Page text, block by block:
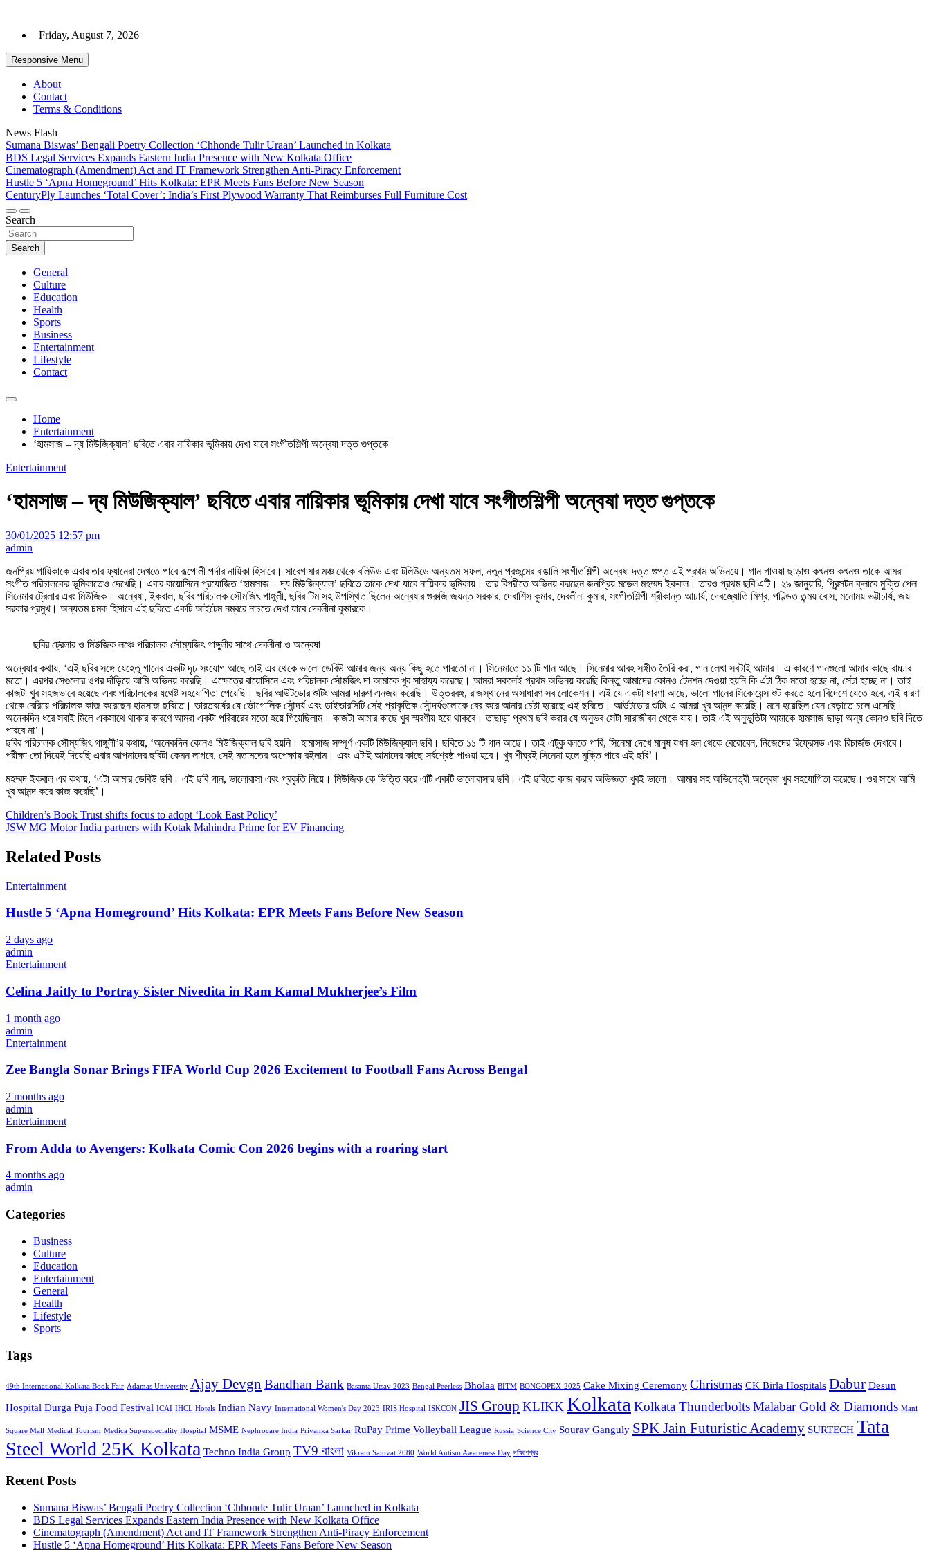
content
Friday, August 7, 2026
Responsive Menu
About
Contact
Terms & Conditions
News Flash
Sumana Biswas’ Bengali Poetry Collection ‘Chhonde Tulir Uraan’ Launched in Kolkata
BDS Legal Services Expands Eastern India Presence with New Kolkata Office
Cinematograph (Amendment) Act and IT Framework Strengthen Anti-Piracy Enforcement
Hustle 5 ‘Apna Homeground’ Hits Kolkata: EPR Meets Fans Before New Season
CenturyPly Launches ‘Total Cover’: India’s First Plywood Warranty That Reimburses Full Furniture Cost
Search
Search
General
Culture
Education
Health
Sports
Business
Entertainment
Lifestyle
Contact
Home
Entertainment
‘হামসাজ – দ্য মিউজিক্যাল’ ছবিতে এবার নায়িকার ভূমিকায় দেখা যাবে সংগীতশিল্পী অন্বেষা দত্ত গুপ্তকে
Entertainment
‘হামসাজ – দ্য মিউজিক্যাল’ ছবিতে এবার নায়িকার ভূমিকায় দেখা যাবে সংগীতশিল্পী অন্বেষা দত্ত গুপ্তকে
30/01/2025 12:57 pm
admin
জনপ্রিয় গায়িকাকে এবার তার ফ্যানেরা দেখতে পাবে রূপোলী পর্দার নায়িকা হিসাবে। সারেগামার মঞ্চ থেকে বলিউড এবং টলিউডে অন্যতম সফল, নতুন প্রজন্মের বাঙালি সংগীতশিল্পী অন্বেষা দত্ত গুপ্ত এই প্রথম অভিনয়ে। গান গাওয়া ছাড়াও কখনও কখনও তাকে আমরা
সংগীত পরিচালকের ভূমিকাতেও দেখেছি। এবার বায়োসিনে প্রযোজিত ‘হামসাজ – দ্য মিউজিক্যাল’ ছবিতে তাকে দেখা যাবে নায়িকার ভূমিকায়। তার বিপরীতে অভিনয় করছেন জনপ্রিয় মডেল মহম্মদ ইকবাল। তারও প্রথম ছবি এটি। ২৯ জানুয়ারি, প্রিন্সটন ক্লাবে মুক্তি পেল
সিনেমার ট্রেলার এবং মিউজিক। অন্বেষা, ইকবাল, ছবির পরিচালক সৌমজিৎ গাঙ্গুলী, ছবির টিম সহ উপস্থিত ছিলেন অন্বেষার গুরুজি জয়ন্ত সরকার, দেবাশিস কুমার, দেবলীনা কুমার, সংগীতশিল্পী শ্রীকান্ত আচার্য, দেবজ্যোতি মিশ্র, পণ্ডিত তন্ময় বোস, মনোময় ভট্টাচার্য, জয়
সরকার প্রমুখ। অন্যতম চমক হিসাবে এই ছবিতে একটি আইটেম নম্বরে নাচতে দেখা যাবে দেবলীনা কুমারকে।
ছবির ট্রেলার ও মিউজিক লঞ্চে পরিচালক সৌম্যজিৎ গাঙ্গুলীর সাথে দেবলীনা ও অন্বেষা
অন্বেষার কথায়, ‘এই ছবির সঙ্গে যেহেতু গানের একটি দৃঢ় সংযোগ আছে তাই এর থেকে ভালো ডেবিউ আমার জন্য অন্য কিছু হতে পারতো না। সিনেমাতে ১১ টি গান আছে। সিনেমার আবহ সঙ্গীত তৈরি করা, গান লেখা সবটাই আমার। এ কারণে গানগুলো আমার কাছে বাচ্চার
মতো। এরপর সেগুলোর ওপর দাঁড়িয়ে আমি অভিনয় করেছি। এক্ষেত্রে বায়োসিনে এবং পরিচালক সৌমজিৎ দা আমাকে খুব সাহায্য করেছে। আমরা সকলেই প্রথম অভিনয় করেছি কিন্তু আমাদের কোনও টেনশন দেওয়া হয়নি কি এটা ঠিক মতো হচ্ছে না, সেটা হচ্ছে না। তাই
কাজটা খুব সহজভাবে হয়েছে এবং পরিচালকের যথেষ্ট সহযোগিতা পেয়েছি। ছবির আউটডোর শুটিং আমরা দারুণ এনজয় করেছি। উত্তরবঙ্গ, রাজস্থানের অসাধারণ সব লোকেশন। এই যে একটা ধারণা আছে, ভালো গানের সিকোয়েন্স শুট করতে হলে বিদেশে যেতে হবে, এই ধারণা
থেকে বেরিয়ে পরিচালক কাজ করেছেন হামসাজ ছবিতে। ভারতবর্ষের যে ভৌগোলিক সৌন্দর্য এবং ডাইভারসিটি সেই প্রাকৃতিক সৌন্দর্যগুলোকে বের করে আনার চেষ্টা হয়েছে এই ছবিতে। আউটডোর শুটিং এ আমরা খুব আনন্দ করেছি। মনে হয়েছিল যেন বেড়াতে চলে এসেছি।
অনেকদিন ধরে সবাই মিলে একসাথে থাকার কারণে আমরা একটা পরিবারের মতো হয়ে গিয়েছিলাম। কাজটা আমার কাছে খুব স্মরণীয় হয়ে থাকবে। তাছাড়া প্রথম ছবি করার যে অনুভব সেটা সারাজীবন থেকে যায়। তাই এই অনুভূতিটা আমাকে হামসাজ ছাড়া অন্য কোনও ছবি দিতে
পারবে না’।
ছবির পরিচালক সৌম্যজিৎ গাঙ্গুলী’র কথায়, ‘অনেকদিন কোনও মিউজিক্যাল ছবি হয়নি। হামাসাজ সম্পূর্ণ একটি মিউজিক্যাল ছবি। ছবিতে ১১ টি গান আছে। তাই এটুকু বলতে পারি, সিনেমা দেখে মানুষ যখন হল থেকে বেরোবেন, নিজেদের রিফ্রেসড এবং রিচার্জড দেখাবে।
পরীক্ষা তো দিয়েই দিয়েছি এবার আপনাদের ছবিটা কেমন লাগবে, সেই মতামতের অপেক্ষায় রইলাম। এবং এটাই আমাদের কাছে সর্বশ্রেষ্ঠ পাওয়া হবে। খুব শীঘ্রই সিনেমা হলে মুক্তি পাবে এই ছবি’।
মহম্মদ ইকবাল এর কথায়, ‘এটা আমার ডেবিউ ছবি। এই ছবি গান, ভালোবাসা এবং প্রকৃতি নিয়ে। মিউজিক কে ভিত্তি করে এটি একটি ভালোবাসার ছবি। এই ছবিতে কাজ করার অভিজ্ঞতা খুবই ভালো। আমার সহ অভিনেত্রী অন্বেষা খুব সহযোগিতা করেছে। ওর সাথে আমি
খুব আনন্দ করে কাজ করেছি’।
Post
navigation
Children’s Book Trust shifts focus to adopt ‘Look East Policy’
JSW MG Motor India partners with Kotak Mahindra Prime for EV Financing
Related Posts
Entertainment
Hustle 5 ‘Apna Homeground’ Hits Kolkata: EPR Meets Fans Before New Season
2 days ago
admin
Entertainment
Celina Jaitly to Portray Sister Nivedita in Ram Kamal Mukherjee’s Film
1 month ago
admin
Entertainment
Zee Bangla Sonar Brings FIFA World Cup 2026 Excitement to Football Fans Across Bengal
2 months ago
admin
Entertainment
From Adda to Avengers: Kolkata Comic Con 2026 begins with a roaring start
4 months ago
admin
Categories
Business
Culture
Education
Entertainment
General
Health
Lifestyle
Sports
Tags
49th International Kolkata Book Fair Adamas University Ajay Devgn Bandhan Bank Basanta Utsav 2023 Bengal Peerless Bholaa BITM BONGOPEX-2025 Cake Mixing Ceremony Christmas CK Birla Hospitals Dabur Desun
Hospital Durga Puja Food Festival ICAI IHCL Hotels Indian Navy International Women's Day 2023 IRIS Hospital ISKCON JIS Group KLIKKKolkata Kolkata ThunderboltsMalabar Gold & Diamonds Mani
Square Mall Medical Tourism Medica Superspeciality Hospital MSME Nephrocare India Priyanka Sarkar RuPay Prime Volleyball League Russia Science City Sourav Ganguly SPK Jain Futuristic Academy SURTECH Tata
Steel World 25K Kolkata Techno India Group TV9 বাংলা Vikram Samvat 2080 World Autism Awareness Day দক্ষিণেশ্বর
Recent Posts
Sumana Biswas’ Bengali Poetry Collection ‘Chhonde Tulir Uraan’ Launched in Kolkata
BDS Legal Services Expands Eastern India Presence with New Kolkata Office
Cinematograph (Amendment) Act and IT Framework Strengthen Anti-Piracy Enforcement
Hustle 5 ‘Apna Homeground’ Hits Kolkata: EPR Meets Fans Before New Season